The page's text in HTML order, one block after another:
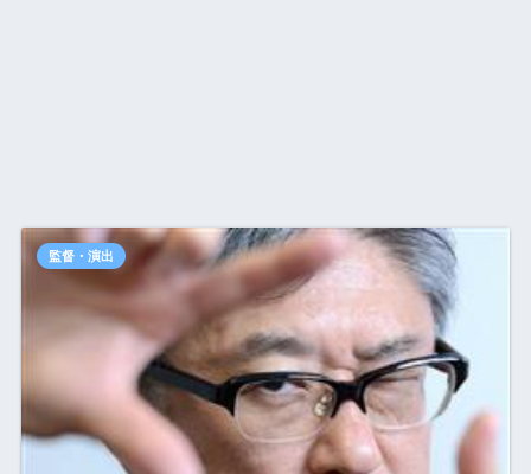
監督・演出